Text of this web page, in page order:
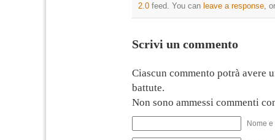
2.0 feed. You can leave a response,
Scrivi un commento
Ciascun commento potrà avere
battute.
Non sono ammessi commenti
Nome